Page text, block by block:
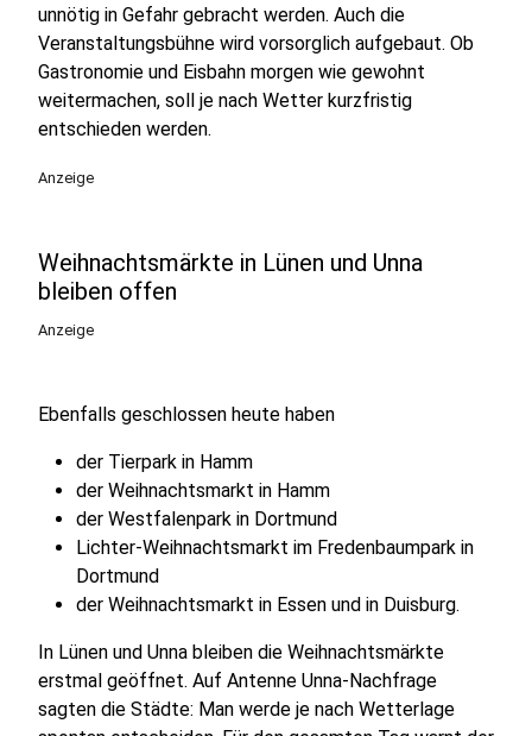
unnötig in Gefahr gebracht werden. Auch die
Veranstaltungsbühne wird vorsorglich aufgebaut. Ob
Gastronomie und Eisbahn morgen wie gewohnt
weitermachen, soll je nach Wetter kurzfristig
entschieden werden.
Anzeige
Weihnachtsmärkte in Lünen und Unna
bleiben offen
Anzeige
Ebenfalls geschlossen heute haben
der Tierpark in Hamm
der Weihnachtsmarkt in Hamm
der Westfalenpark in Dortmund
Lichter-Weihnachtsmarkt im Fredenbaumpark in
Dortmund
der Weihnachtsmarkt in Essen und in Duisburg.
In Lünen und Unna bleiben die Weihnachtsmärkte
erstmal geöffnet. Auf Antenne Unna-Nachfrage
sagten die Städte: Man werde je nach Wetterlage